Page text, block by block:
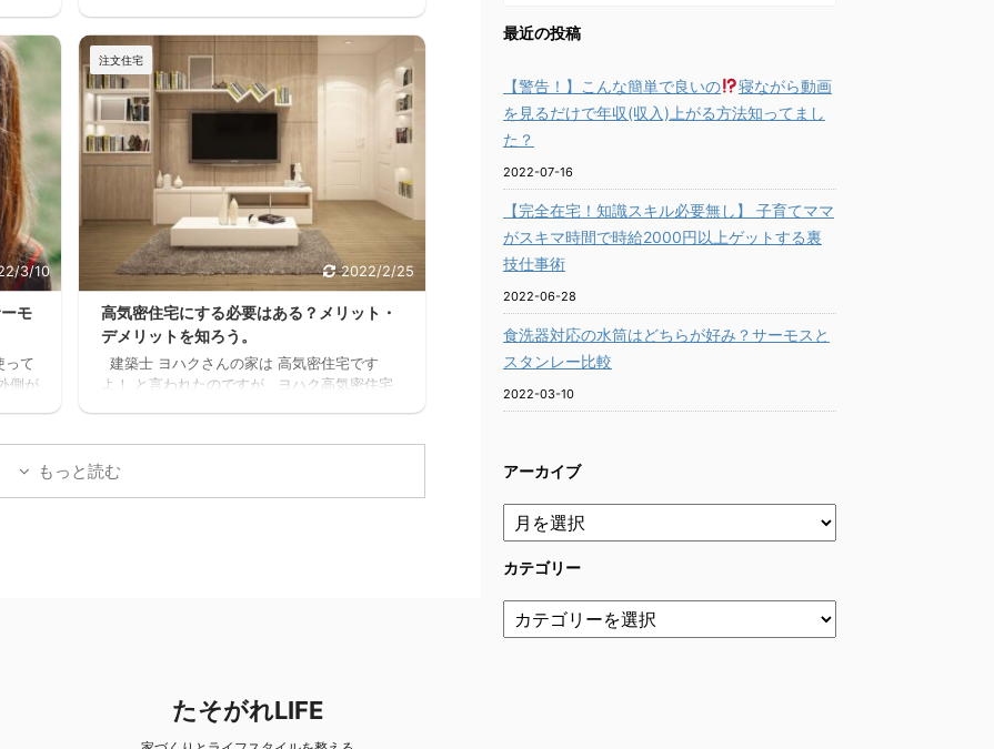
い
回
キ
、
ど
た
な
か
を建てる方には多いと思うんだよね。 住宅ロ
ーンが始まると支出が増えるし、老後の為に
も共働きの家庭が増えるよね・・・スキマ ヨ
ハク普通はパートに出たりして時給1,000円前
後の仕事を1日6時間位頑張って働いて、何と
か月10万位は稼げるかもしれないけど 肉体
的・精神的に疲労して夫婦喧嘩が増えたり、
子供や家族と接する時間が減ってしまったら
悲しいよね。何の為に働いてるんだろうっ
て。 でも例の 【時給2000 ...
3/10
モ
って
側が
ク我
ど
注文住宅
2022/2/25
高気密住宅にする必要はある？メリット・
デメリットを知ろう。
建築士 ヨハクさんの家は 高気密住宅です
よ！ と言われたのですが ヨハク高気密住宅
かったです。 高気密住宅に少しでも興味のあ
る方。 時間がなく、スグにでも複数の会社か
もっと読む
最近の投稿
【警告！】こんな簡単で良いの
寝ながら動画
を見るだけで年収(収入)上がる方法知ってまし
た？
2022-07-16
【完全在宅！知識スキル必要無し】 子育てママ
がスキマ時間で時給2000円以上ゲットする裏
技仕事術
2022-06-28
食洗器対応の水筒はどちらが好み？サーモスと
スタンレー比較
2022-03-10
アーカイブ
カテゴリー
たそがれLIFE